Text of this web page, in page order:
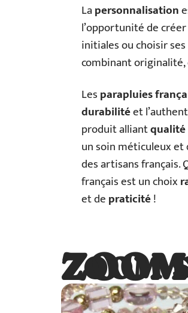
Lapersonnalisation
l’opportunité de
initiales ou choisir
combinant
Lesparapluies
durabilitéet
produit alliantqualité
un soin méticuleux
des artisans français.
français est un choix
et depraticité!
ZOOM